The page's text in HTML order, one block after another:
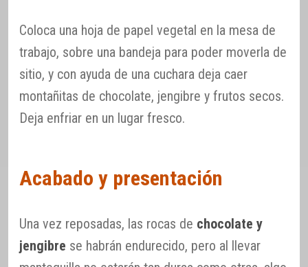
Coloca una hoja de papel vegetal en la mesa de
trabajo, sobre una bandeja para poder moverla de
sitio, y con ayuda de una cuchara deja caer
montañitas de chocolate, jengibre y frutos secos.
Deja enfriar en un lugar fresco.
Acabado y presentación
Una vez reposadas, las rocas de chocolate y
jengibre se habrán endurecido, pero al llevar